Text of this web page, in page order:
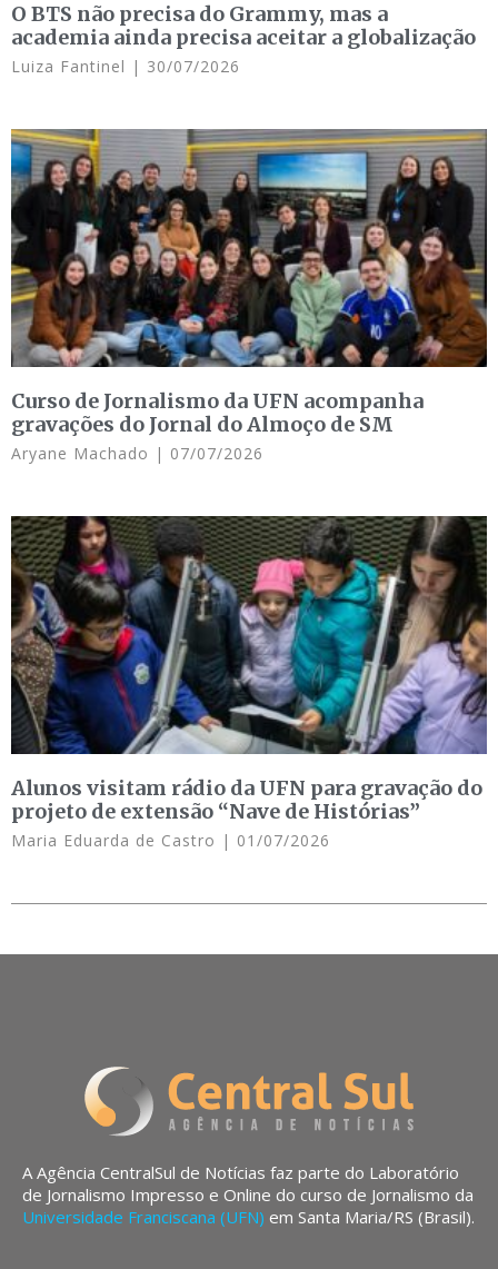
O BTS não precisa do Grammy, mas a
academia ainda precisa aceitar a globalização
Luiza Fantinel 30/07/2026
Curso de Jornalismo da UFN acompanha
gravações do Jornal do Almoço de SM
Aryane Machado 07/07/2026
Alunos visitam rádio da UFN para gravação do
projeto de extensão “Nave de Histórias”
Maria Eduarda de Castro 01/07/2026
A Agência CentralSul de Notícias faz parte do Laboratório
de Jornalismo Impresso e Online do curso de Jornalismo da
Universidade Franciscana (UFN) em Santa Maria/RS (Brasil).